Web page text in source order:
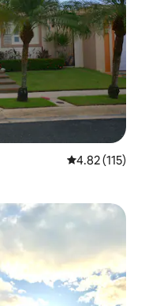
レビュー115
4.82 (115)